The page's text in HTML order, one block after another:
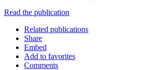
Read the publication
Related publications
Share
Embed
Add to favorites
Comments